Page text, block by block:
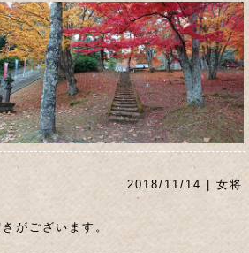
2018/11/14 | 女将
がございます。